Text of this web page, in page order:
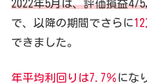
2022年5月は、評価損益
で、以降の期間でさらに
できました。
年平均利回りは7.7％にな